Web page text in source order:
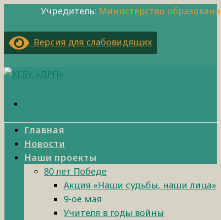
Учредитель: Министерство
Версия для слабовидящих
Главная
Новости
Наши проекты
80 лет Победе
Акция «Наши судьбы, наши лица»
9-ое мая
Учителя в годы войны